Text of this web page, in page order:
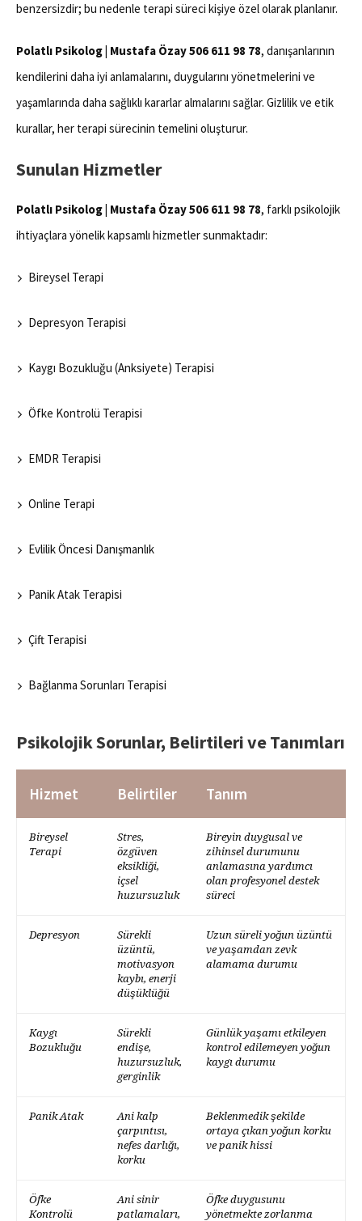
benzersizdir; bu nedenle terapi süreci kişiye özel olarak planlanır.
Polatlı Psikolog | Mustafa Özay 506 611 98 78, danışanlarının
kendilerini daha iyi anlamalarını, duygularını yönetmelerini ve
yaşamlarında daha sağlıklı kararlar almalarını sağlar. Gizlilik ve etik
kurallar, her terapi sürecinin temelini oluşturur.
Sunulan Hizmetler
Polatlı Psikolog | Mustafa Özay 506 611 98 78, farklı psikolojik
ihtiyaçlara yönelik kapsamlı hizmetler sunmaktadır:
Bireysel Terapi
Depresyon Terapisi
Kaygı Bozukluğu (Anksiyete) Terapisi
Öfke Kontrolü Terapisi
EMDR Terapisi
Online Terapi
Evlilik Öncesi Danışmanlık
Panik Atak Terapisi
Çift Terapisi
Bağlanma Sorunları Terapisi
Psikolojik Sorunlar, Belirtileri ve Tanımları
Hizmet Belirtiler Tanım
Bireysel
Terapi
Stres,
özgüven
eksikliği,
içsel
huzursuzluk
Bireyin duygusal ve
zihinsel durumunu
anlamasına yardımcı
olan profesyonel destek
süreci
Depresyon
Sürekli
üzüntü,
motivasyon
kaybı, enerji
düşüklüğü
Uzun süreli yoğun üzüntü
ve yaşamdan zevk
alamama durumu
Kaygı
Bozukluğu
Sürekli
endişe,
huzursuzluk,
gerginlik
Günlük yaşamı etkileyen
kontrol edilemeyen yoğun
kaygı durumu
Panik Atak
Ani kalp
çarpıntısı,
nefes darlığı,
korku
Beklenmedik şekilde
ortaya çıkan yoğun korku
ve panik hissi
Öfke
Kontrolü
Ani sinir
patlamaları,
Öfke duygusunu
yönetmekte zorlanma